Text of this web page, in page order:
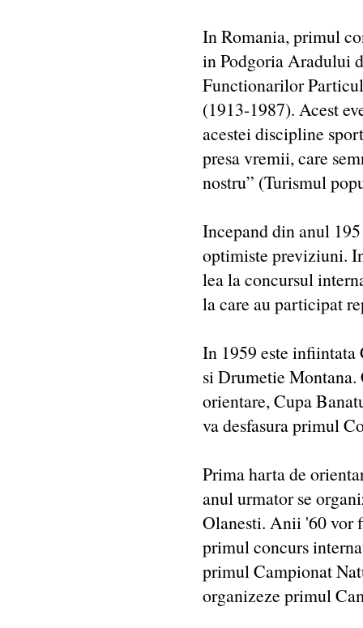
In Romania, primul
in Podgoria Aradului
Functionarilor
(1913-1987). Acest
acestei discipline
presa vremii, care
nostru” (Turismul
Incepand din anul
optimiste previziuni.
lea la concursul
la care au participat
In 1959 este infiintata
si Drumetie Montana.
orientare, Cupa
va desfasura primul
Prima harta de
anul urmator se
Olanesti. Anii '60 vor
primul concurs
primul Campionat
organizeze primul